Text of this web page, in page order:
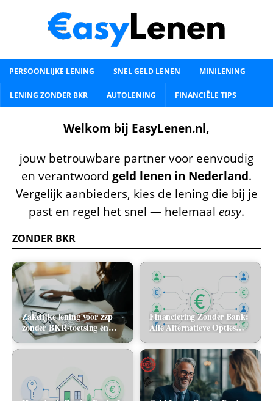
PERSOONLIJKE LENING SNEL GELD LENEN MINILENING
LENING ZONDER BKR AUTOLENING FINANCIËLE TIPS
Welkom bij EasyLenen.nl,
jouw betrouwbare partner voor eenvoudig
en verantwoord geld lenen in Nederland.
Vergelijk aanbieders, kies de lening die bij je
past en regel het snel — helemaal easy.
ZONDER BKR
Zakelijke lening voor zzp
zonder BKR-toetsing én
zonder jaarcijfers: kan het
in 2026?
Financiering Zonder Bank:
Alle Alternatieve Opties